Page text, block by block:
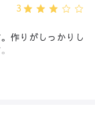
3
作りがしっかりし